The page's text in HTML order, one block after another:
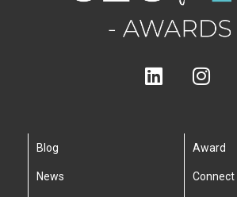
Blog
News
Award
Connect